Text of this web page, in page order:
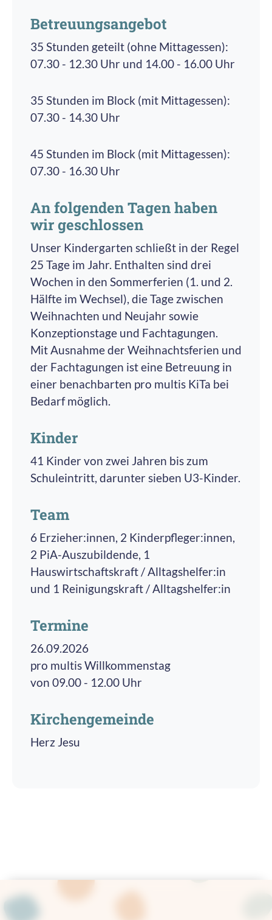
und Sprossenwand eine Vielzahl an
bewegungsfördernden Materialien. Ihre Kinder
bekommen so ein Gefühl für ihren Körper und
bestens nachkommen.
Wasserlandschaft. Mit verschiedenen Trichtern
und anderen Gefäßen können Ihre Kinder mit
Herzenslust plantschen.
2010 übernahm die pro multis gGmbH die KiTa
der Kirchengemeinde. Der Bedarf an U3-
Plätzen stieg und so wurden zunächst 2011 und
umgewandelt. Dementsprechend wurde unsere
KiTa umgebaut, im Zuge dessen entstand auch
Einrichtung.
Betreuungsangebot
35 Stunden geteilt (ohne Mittagessen):
07.30 - 12.30 Uhr und 14.00 - 16.00 Uhr
35 Stunden im Block (mit Mittagessen):
07.30 - 14.30 Uhr
45 Stunden im Block (mit Mittagessen):
07.30 - 16.30 Uhr
An folgenden Tagen haben
wir geschlossen
Unser Kindergarten schließt in der Regel
25 Tage im Jahr. Enthalten sind drei
Wochen in den Sommerferien (1. und 2.
Hälfte im Wechsel), die Tage zwischen
Weihnachten und Neujahr sowie
Konzeptionstage und Fachtagungen.
Mit Ausnahme der Weihnachtsferien und
der Fachtagungen ist eine Betreuung in
einer benachbarten pro multis KiTa bei
Bedarf möglich.
Kinder
41 Kinder von zwei Jahren bis zum
Schuleintritt, darunter sieben U3-Kinder.
Team
6 Erzieher:innen, 2 Kinderpfleger:innen,
2 PiA-Auszubildende, 1
Hauswirtschaftskraft / Alltagshelfer:in
und 1 Reinigungskraft / Alltagshelfer:in
Termine
26.09.2026
pro multis Willkommenstag
von 09.00 - 12.00 Uhr
Kirchengemeinde
Herz Jesu